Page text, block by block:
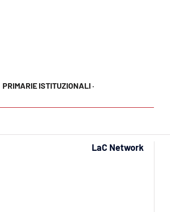
PRIMARIE ISTITUZIONALI ·
LaC Network